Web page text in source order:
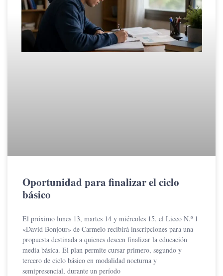
Oportunidad para finalizar el ciclo
básico
El próximo lunes 13, martes 14 y miércoles 15, el Liceo N.º 1
«David Bonjour» de Carmelo recibirá inscripciones para una
propuesta destinada a quienes deseen finalizar la educación
media básica. El plan permite cursar primero, segundo y
tercero de ciclo básico en modalidad nocturna y
semipresencial, durante un período